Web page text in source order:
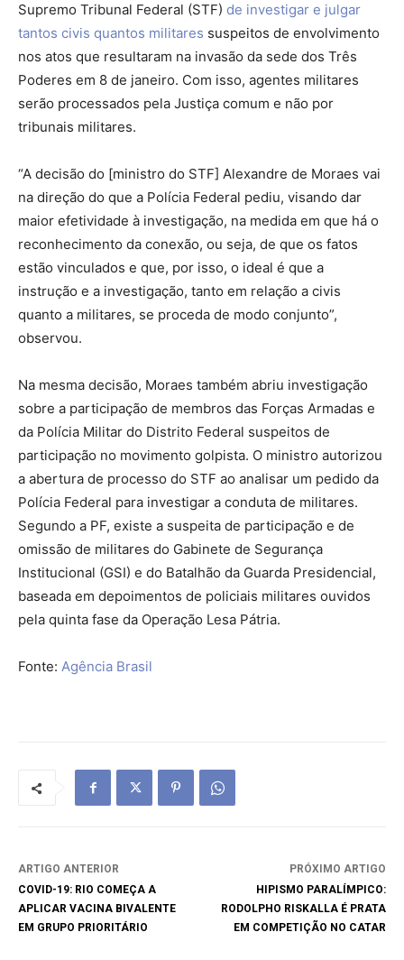
Supremo Tribunal Federal (STF) de investigar e julgar
tantos civis quantos militares suspeitos de envolvimento
nos atos que resultaram na invasão da sede dos Três
Poderes em 8 de janeiro. Com isso, agentes militares
serão processados pela Justiça comum e não por
tribunais militares.
“A decisão do [ministro do STF] Alexandre de Moraes vai
na direção do que a Polícia Federal pediu, visando dar
maior efetividade à investigação, na medida em que há o
reconhecimento da conexão, ou seja, de que os fatos
estão vinculados e que, por isso, o ideal é que a
instrução e a investigação, tanto em relação a civis
quanto a militares, se proceda de modo conjunto”,
observou.
Na mesma decisão, Moraes também abriu investigação
sobre a participação de membros das Forças Armadas e
da Polícia Militar do Distrito Federal suspeitos de
participação no movimento golpista. O ministro autorizou
a abertura de processo do STF ao analisar um pedido da
Polícia Federal para investigar a conduta de militares.
Segundo a PF, existe a suspeita de participação e de
omissão de militares do Gabinete de Segurança
Institucional (GSI) e do Batalhão da Guarda Presidencial,
baseada em depoimentos de policiais militares ouvidos
pela quinta fase da Operação Lesa Pátria.
Fonte: Agência Brasil
ARTIGO ANTERIOR
COVID-19: RIO COMEÇA A
APLICAR VACINA BIVALENTE
EM GRUPO PRIORITÁRIO
PRÓXIMO ARTIGO
HIPISMO PARALÍMPICO:
RODOLPHO RISKALLA É PRATA
EM COMPETIÇÃO NO CATAR